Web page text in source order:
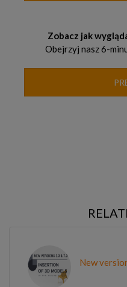
Zobacz jak
Obejrzyj nasz 6-
New